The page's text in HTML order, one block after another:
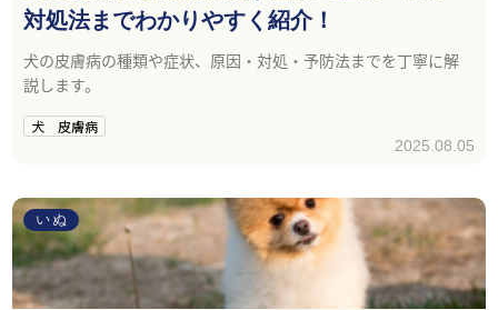
対処法までわかりやすく紹介！
犬の皮膚病の種類や症状、原因・対処・予防法までを丁寧に解
説します。
犬 皮膚病
2025.08.05
いぬ